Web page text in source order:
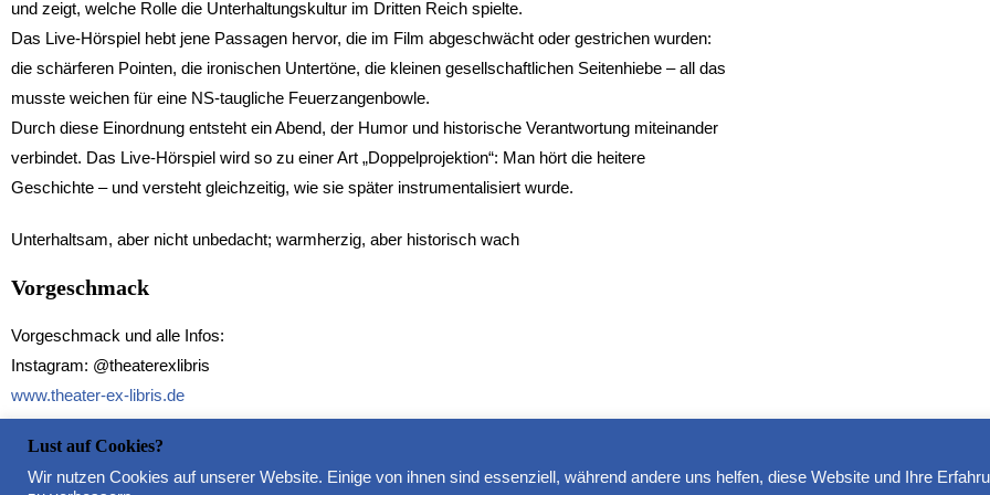
und zeigt, welche Rolle die Unterhaltungskultur im Dritten Reich spielte.
Das Live-Hörspiel hebt jene Passagen hervor, die im Film abgeschwächt oder gestrichen wurden:
die schärferen Pointen, die ironischen Untertöne, die kleinen gesellschaftlichen Seitenhiebe – all das
musste weichen für eine NS-taugliche Feuerzangenbowle.
Durch diese Einordnung entsteht ein Abend, der Humor und historische Verantwortung miteinander
verbindet. Das Live-Hörspiel wird so zu einer Art „Doppelprojektion“: Man hört die heitere
Geschichte – und versteht gleichzeitig, wie sie später instrumentalisiert wurde.
Unterhaltsam, aber nicht unbedacht; warmherzig, aber historisch wach
Vorgeschmack
Vorgeschmack und alle Infos:
Instagram: @theaterexlibris
www.theater-ex-libris.de
www.tiemann.tv
Bild: Hanno Endres
Lust auf Cookies?
Wir nutzen Cookies auf unserer Website. Einige von ihnen sind essenziell, während andere uns helfen, diese Website und Ihre